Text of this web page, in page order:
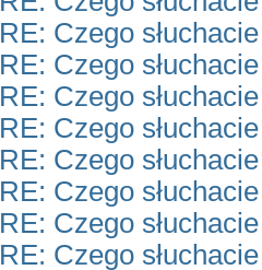
RE: Czego
RE: Czego
RE: Czego
RE: Czego
RE: Czego
RE: Czego
RE: Czego
RE: Czego